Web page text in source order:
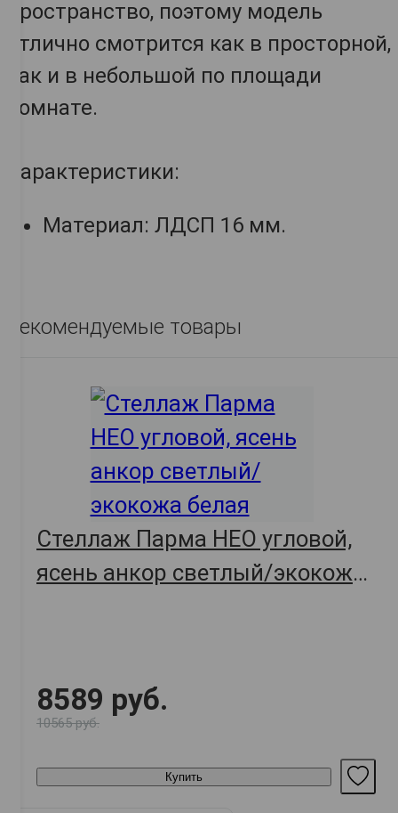
пространство, поэтому модель
отлично смотрится как в просторной,
так и в небольшой по площади
комнате.
Характеристики:
Материал: ЛДСП 16 мм.
Рекомендуемые товары
Стеллаж Парма НЕО угловой,
ясень анкор светлый/экокожа
8589 руб.
10565 руб.
Купить